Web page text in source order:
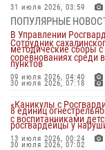
31 июля 2026, 03:59
В Управлении
методические сборы с
пунктов
30 июля 2026, 07:18
8 единиц
росгвардейцы у
30 июля 2026, 07:02
ПОПУЛЯРНЫЕ
Сотрудник
соревнованиях среди
09 июля 2026, 04:40
«Каникулы с
с воспитанниками
13 июля 2026, 00:24